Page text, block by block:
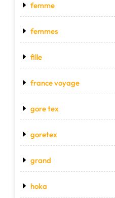
femme
femmes
fille
france voyage
gore tex
goretex
grand
hoka